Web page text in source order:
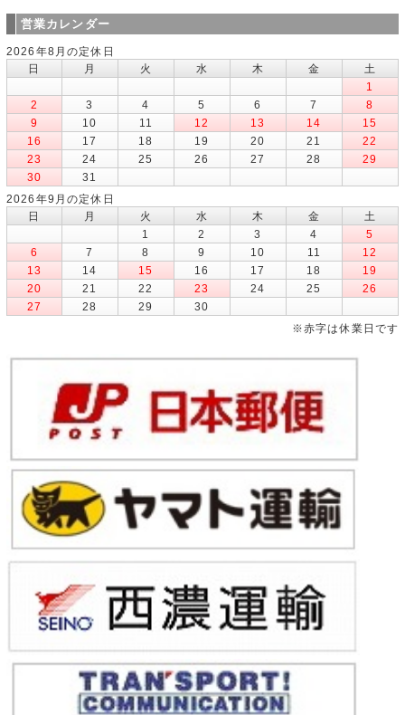
営業カレンダー
2026年8月の定休日
日
月 火 水 木 金
土
1
2
3 4 5 6 7
8
9
10 11 12 13 14
15
16
17 18 19 20 21
22
23
24 25 26 27 28
29
30
31
2026年9月の定休日
日
月 火 水 木 金
土
1
2 3 4
5
6
7 8 9 10 11
12
13
14 15 16 17 18
19
20
21 22 23 24 25
26
27
28 29
30
※赤字は休業日です